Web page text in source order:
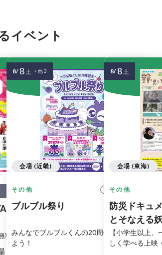
イベント
料(要整理券)
その他 11:00 開始
ブルブル祭り
みんなでブルブルくんの20周年をお祝いし
よう！
会場 (近畿)
8/ 8土 + 他 3
その他
防災ドキュ
とそなえる
トーク ～発
しぎな関係～
【小学生以上、
しく学べる上映
会場 (東海)
8/ 8土